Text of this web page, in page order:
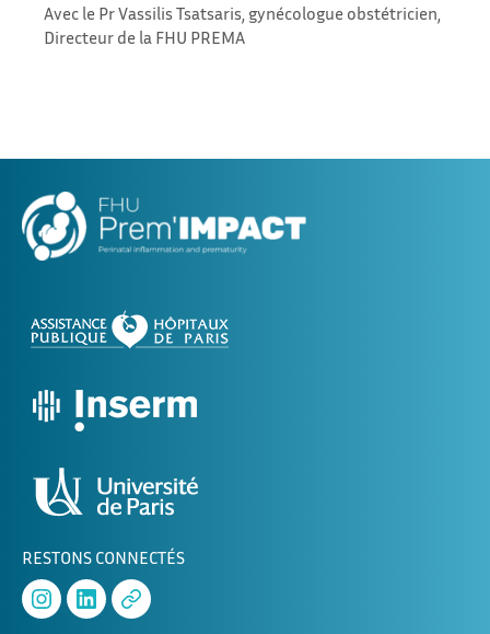
Avec le Pr Vassilis Tsatsaris, gynécologue obstétricien,
Directeur de la FHU PREMA
RESTONS CONNECTÉS
InstagramLinkedAPHERESE-